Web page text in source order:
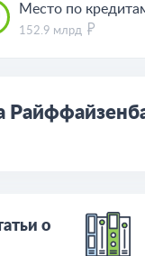
Место по
152.9 млрд
о